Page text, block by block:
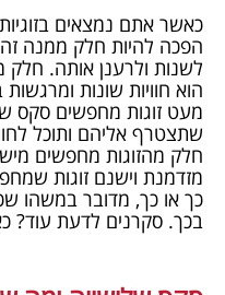
כאשר אתם נמצאים
הפכה להיות חלק ממנה זה
לשנות ולרענן אותה. חלק
הוא חוויות שונות
מעט זוגות מחפשים סקס
שתצטרף אליהם ותוכל
חלק מהזוגות מחפשים
מזדמנת וישנם זוגות
כך או כך, מדובר במשהו
בכך. סקרנים לדעת עוד?